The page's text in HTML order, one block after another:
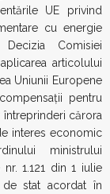
UE privind
cu energie
Comisiei
articolului
Uniunii Europene
pentru
cărora
interes economic
ministrului
1.121 din 1 iulie
stat acordat în